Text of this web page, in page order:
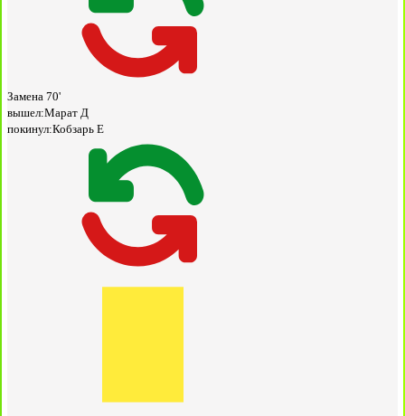
Замена 70'
вышел:Марат Д
покинул:Кобзарь Е